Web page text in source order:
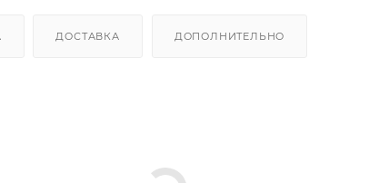
ДОСТАВКА ДОПОЛНИТЕЛЬНО